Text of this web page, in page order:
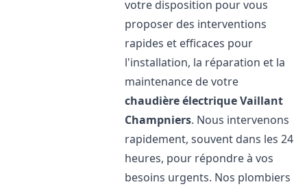
votre disposition pour vous
proposer des interventions
rapides et efficaces pour
l'installation, la réparation et la
maintenance de votre
chaudière électrique Vaillant
Champniers. Nous intervenons
rapidement, souvent dans les 24
heures, pour répondre à vos
besoins urgents. Nos plombiers